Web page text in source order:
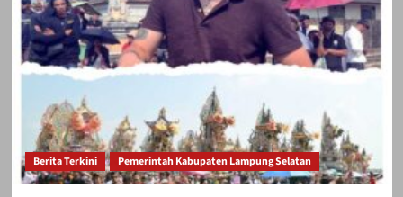
Berita Terkini Pemerintah Kabupaten Lampung Selatan